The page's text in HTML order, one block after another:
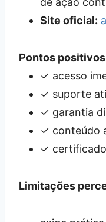
Site oficial:
Pontos positivos
✓ acesso
✓ suporte
✓ garantia
✓ conteúdo
✓
Limitações